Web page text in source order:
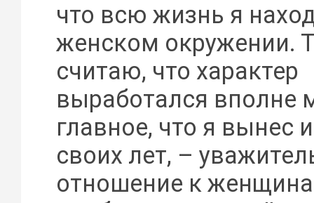
что всю жизнь я
женском окружении.
считаю, что характер
выработался вполне
главное, что я вынес
своих лет, –
отношение к